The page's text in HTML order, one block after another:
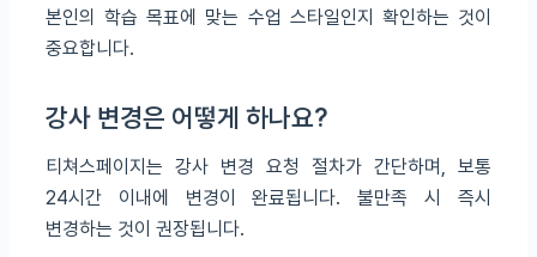
본인의 학습 목표에 맞는 수업 스타일인지 확인하는 것이
중요합니다.
강사 변경은 어떻게 하나요?
티쳐스페이지는 강사 변경 요청 절차가 간단하며, 보통
24시간 이내에 변경이 완료됩니다. 불만족 시 즉시
변경하는 것이 권장됩니다.